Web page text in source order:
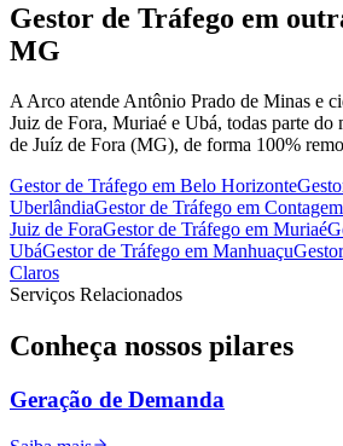
Gestor de Tráfego em
MG
A Arco atende Antônio Prado de Minas e
Juiz de Fora, Muriaé e Ubá, todas parte do
de Juíz de Fora (MG), de forma 100%
Gestor de Tráfego em Belo Horizonte
UberlândiaGestor de Tráfego em Contagem
Juiz de ForaGestor de Tráfego em Muriaé
UbáGestor de Tráfego em Manhuaçu
Claros
Serviços Relacionados
Conheça nossos pilares
Geração de Demanda